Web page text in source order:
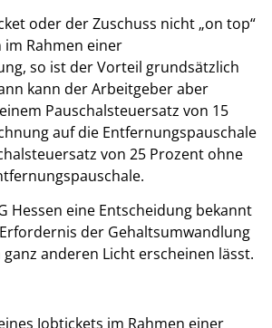
oder der Zuschuss nicht „on top“
Rahmen einer
so ist der Vorteil grundsätzlich
kann der Arbeitgeber aber
Pauschalsteuersatz von 15
auf die Entfernungspauschale
von 25 Prozent ohne
Hessen eine Entscheidung bekannt
der Gehaltsumwandlung
anderen Licht erscheinen lässt.
Jobtickets im Rahmen einer